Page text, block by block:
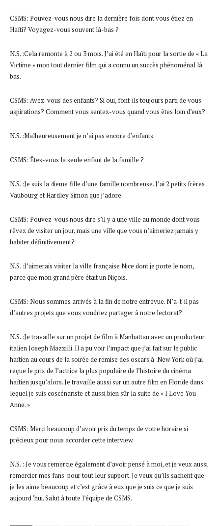
CSMS: Pouvez-vous nous dire la dernière fois dont vous étiez en
Haïti? Voyagez-vous souvent là-bas ?
N.S. :Cela remonte à 2 ou 3 mois. J’ai été en Haïti pour la sortie de « La
Victime » mon tout dernier film qui a connu un succès phénoménal là
bas.
CSMS: Avez-vous des enfants? Si oui, font-ils toujours parti de vous
aspirations? Comment vous sentez-vous quand vous êtes loin d’eux?
N.S. :Malheureusement je n’ai pas encore d’enfants.
CSMS: Êtes-vous la seule enfant de la famille ?
N.S. :Je suis la 4ieme fille d’une famille nombreuse. J’ai 2 petits frères
Vaubourg et Hardley Simon que j’adore.
CSMS: Pouvez-vous nous dire s’il y a une ville au monde dont vous
rêvez de visiter un jour, mais une ville que vous n’aimeriez jamais y
habiter définitivement?
N.S. :J’aimerais visiter la ville française Nice dont je porte le nom,
parce que mon grand père était un Niçois.
CSMS: Nous sommes arrivés à la fin de notre entrevue. N’a-t-il pas
d’autres projets que vous voudriez partager à notre lectorat?
N.S. :Je travaille sur un projet de film à Manhattan avec un producteur
italien Joseph Mazzilli. Il a pu voir l’impact que j’ai fait sur le public
haïtien au cours de la soirée de remise des oscars à New York où j’ai
reçue le prix de l’actrice la plus populaire de l’histoire du cinéma
haïtien jusqu’alors. Je travaille aussi sur un autre film en Floride dans
lequel je suis coscénariste et aussi bien sûr la suite de « I Love You
Anne. »
CSMS: Merci beaucoup d’avoir pris du temps de votre horaire si
précieux pour nous accorder cette interview.
N.S. : Je vous remercie également d’avoir pensé à moi, et je veux aussi
remercier mes fans pour tout leur support. Je veux qu’ils sachent que
je les aime beaucoup et c’est grâce à eux que je suis ce que je suis
aujourd ‘hui. Salut à toute l’équipe de CSMS.